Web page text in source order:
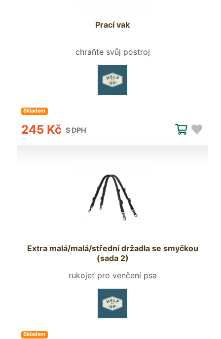
Prací vak
chraňte svůj postroj
Skladem
245 Kč S DPH
Extra malá/malá/střední držadla se smyčkou
(sada 2)
rukojeť pro venčení psa
Skladem